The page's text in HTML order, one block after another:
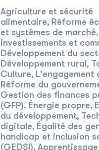
Agriculture et sécurité
alimentaire, Réforme
et systèmes de marché,
investissements et
Développement du
Développement rural ,
Culture, L'engagement
Réforme du
Gestion des finances
(GFP), Énergie propre,
du développement,
digitale, Égalité des
handicap et inclusion
(GEDSI),